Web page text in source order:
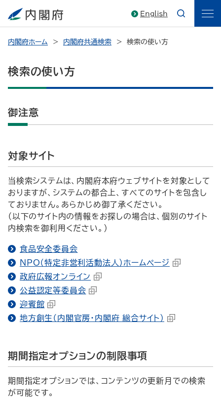
English
内閣府ホーム 内閣府共通検索 検索の使い方
検索の使い方
御注意
対象サイト
当検索システムは、内閣府本府ウェブサイトを対象として
おりますが、システムの都合上、すべてのサイトを包含し
ておりません。あらかじめ御了承ください。
（以下のサイト内の情報をお探しの場合は、個別のサイト
内検索を御利用ください。）
食品安全委員会
NPO（特定非営利活動法人）ホームページ
政府広報オンライン
公益認定等委員会
迎賓館
地方創生（内閣官房・内閣府 総合サイト）
期間指定オプションの制限事項
期間指定オプションでは、コンテンツの更新月での検索
が可能です。